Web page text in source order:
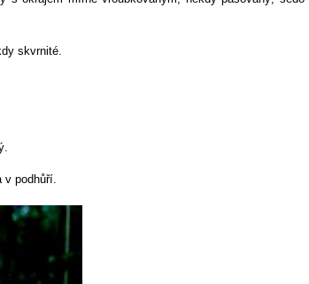
skvrnité.
v podhůří.